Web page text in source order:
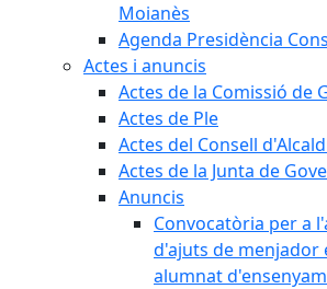
Moianès
Agenda Presidència
Actes i anuncis
Actes de la Comissió de
Actes de Ple
Actes del Consell
Actes de la Junta de
Anuncis
Convocatòria per a
d'ajuts de menjador
alumnat